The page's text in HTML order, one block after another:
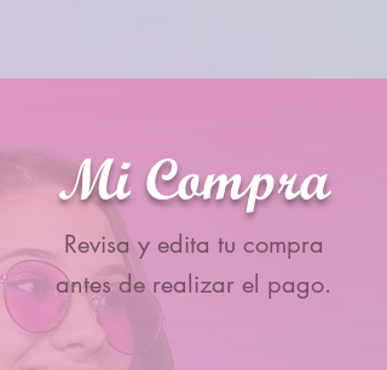
aceptará cambios ni devolciones
Mi Compra
Revisa y edita tu compra
antes de realizar el pago.